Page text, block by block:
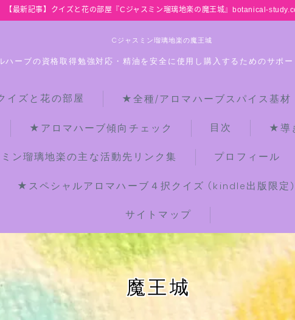
【最新記事】クイズと花の部屋『Cジャスミン瑠璃地楽の魔王城』botanical-
Cジャスミン瑠璃地楽の魔王城
ハーブの資格取得勉強対応・精油を安全に使用し購入するためのサポ
イズと花の部屋 ★全種/アロマハーブスパイス基
★アロマハーブ傾向チェック 目次 ★導
ン瑠璃地楽の主な活動先リンク集 プロフィール
★スペシャルアロマハーブ４択クイズ (kindle出版限定)
サイトマップ
【最新】クイズと花の部屋
★全種/アロマハーブスパイス基材 プ
★アロマ検定＋αクイズ
★アロマハーブ傾向チェック
魔王城